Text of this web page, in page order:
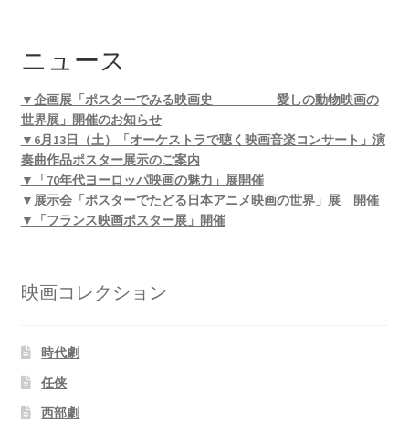
ニュース
▼企画展「ポスターでみる映画史 愛しの動物映画の
世界展」開催のお知らせ
▼6月13日（土）「オーケストラで聴く映画音楽コンサート」演
奏曲作品ポスター展示のご案内
▼「70年代ヨーロッパ映画の魅力」展開催
▼展示会「ポスターでたどる日本アニメ映画の世界」展 開催
▼「フランス映画ポスター展」開催
映画コレクション
時代劇
任侠
西部劇